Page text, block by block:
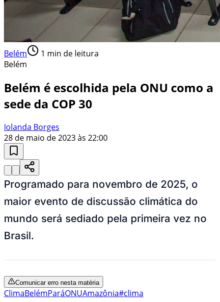
Belém 1 min de leitura
Belém
Belém é escolhida pela ONU como a
sede da COP 30
Iolanda Borges
28 de maio de 2023 às 22:00
Programado para novembro de 2025, o
maior evento de discussão climática do
mundo será sediado pela primeira vez no
Brasil.
Comunicar erro nesta matéria
ClimaBelémParáONUAmazônia#clima